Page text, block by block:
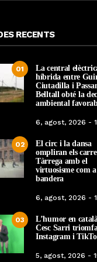
RECENTS
01
La central
híbrida entre
Ciutadilla i
Belltall obté la
ambiental
6, agost, 2026 -
02
El circ i la dansa
ompliran els
Tàrrega amb el
virtuosisme com a
bandera
6, agost, 2026 -
03
L’humor en
Cesc Sarri
Instagram i
5, agost, 2026 -
Les Gastrosàvies
una gran trobada
Benet que referma
cuina
27, novembre,